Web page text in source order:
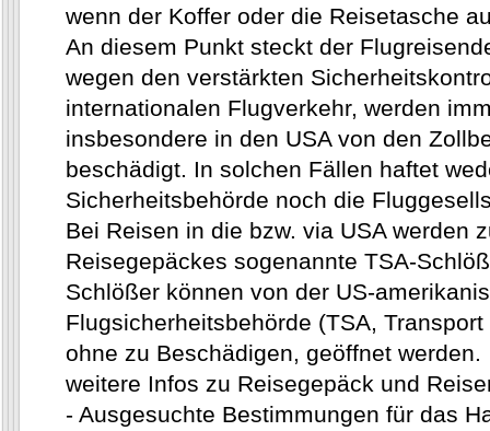
wenn der Koffer oder die Reisetasche
An diesem Punkt steckt der
wegen den verstärkten
internationalen Flugverkehr, werden
insbesondere in den USA von den
beschädigt. In solchen Fällen haftet
Sicherheitsbehörde noch die
Bei Reisen in die bzw. via USA werden
Reisegepäckes sogenannte TSA-
Schlößer können von der US-
Flugsicherheitsbehörde (TSA,
ohne zu Beschädigen, geöffnet werden.
weitere Infos zu Reisegepäck und
- Ausgesuchte Bestimmungen für das